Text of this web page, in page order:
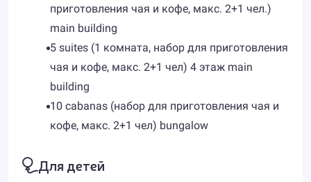
приготовления чая и кофе, макс. 2+1 чел.)
main building
5 suites (1 комната, набор для приготовления
чая и кофе, макс. 2+1 чел) 4 этаж main
building
10 cabanas (набор для приготовления чая и
кофе, макс. 2+1 чел) bungalow
Для детей